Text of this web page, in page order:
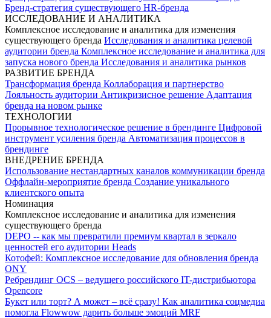
Бренд-стратегия существующего HR-бренда
ИССЛЕДОВАНИЕ И АНАЛИТИКА
Комплексное исследование и аналитика для изменения
существующего бренда Исследования и аналитика целевой
аудитории бренда Комплексное исследование и аналитика для
запуска нового бренда Исследования и аналитика рынков
РАЗВИТИЕ БРЕНДА
Трансформация бренда Коллаборация и партнерство
Лояльность аудитории Антикризисное решение Адаптация
бренда на новом рынке
ТЕХНОЛОГИИ
Прорывное технологическое решение в брендинге Цифровой
инструмент усиления бренда Автоматизация процессов в
брендинге
ВНЕДРЕНИЕ БРЕНДА
Использование нестандартных каналов коммуникации бренда
Оффлайн-мероприятие бренда Создание уникального
клиентского опыта
Номинация
Комплексное исследование и аналитика для изменения
существующего бренда
DEPO -- как мы превратили премиум квартал в зеркало
ценностей его аудитории Heads
Котофей: Комплексное исследование для обновления бренда
ONY
Ребрендинг OCS – ведущего российского IT-дистрибьютора
Opencore
Букет или торт? А может – всё сразу! Как аналитика соцмедиа
помогла Flowwow дарить больше эмоций MRF